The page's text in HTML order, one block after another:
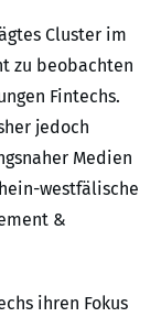
Cluster im
zu beobachten
Fintechs.
jedoch
Medien
westfälische
&
ihren Fokus